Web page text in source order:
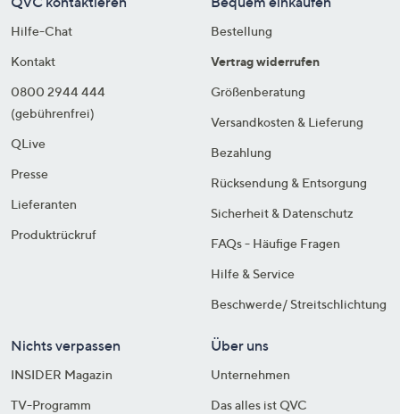
Hilfe-Chat
Kontakt
0800 2944 444
(gebührenfrei)
QLive
Presse
Lieferanten
Produktrückruf
Bestellung
Vertrag widerrufen
Größenberatung
Versandkosten & Lieferung
Bezahlung
Rücksendung & Entsorgung
Sicherheit & Datenschutz
FAQs - Häufige Fragen
Hilfe & Service
Beschwerde/ Streitschlichtung
Nichts verpassen
INSIDER Magazin
TV-Programm
Über uns
Unternehmen
Das alles ist QVC